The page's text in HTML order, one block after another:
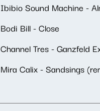
Ibibio Sound Machine -
Bodi Bill - Close
Channel Tres - Ganzfeld
Mira Calix - Sandsings